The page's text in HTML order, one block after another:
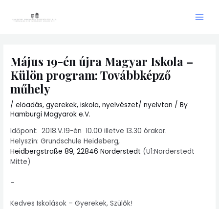
Május 19-én újra Magyar Iskola –
Külön program: Továbbképző
műhely
/elöadás,gyerekek,iskola,nyelvészet/ nyelvtan / By
Hamburgi Magyarok e.V.
Időpont: 2018.V.19-én 10.00 illetve 13.30 órakor.
Helyszín: Grundschule Heideberg,
Heidbergstraße 89, 22846 Norderstedt (U1:Norderstedt
Mitte)
–
Kedves Iskolások – Gyerekek, Szülők!